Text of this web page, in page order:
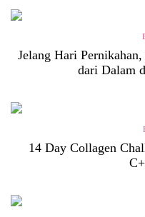
Jelang Hari
dari Dalam
14 Day Collagen